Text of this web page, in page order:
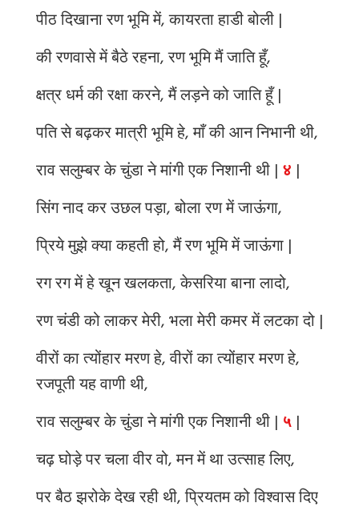
पीठ दिखाना रण भूमि में, कायरता हाडी बोली |
की रणवासे में बैठे रहना, रण भूमि मैं जाति हूँ,
क्षत्र धर्म की रक्षा करने, मैं लड़ने को जाति हूँ |
पति से बढ़कर मात्री भूमि हे, माँ की आन निभानी थी,
राव सलुम्बर के चुंडा ने मांगी एक निशानी थी |४ |
सिंग नाद कर उछल पड़ा, बोला रण में जाऊंगा,
प्रिये मुझे क्या कहती हो, मैं रण भूमि में जाऊंगा |
रग रग में हे खून खलकता, केसरिया बाना लादो,
रण चंडी को लाकर मेरी, भला मेरी कमर में लटका दो |
वीरों का त्योंहार मरण हे, वीरों का त्योंहार मरण हे,
रजपूती यह वाणी थी,
राव सलुम्बर के चुंडा ने मांगी एक निशानी थी | ५|
चढ़ घोड़े पर चला वीर वो, मन में था उत्साह लिए,
पर बैठ झरोके देख रही थी, प्रियतम को विश्वास दिए